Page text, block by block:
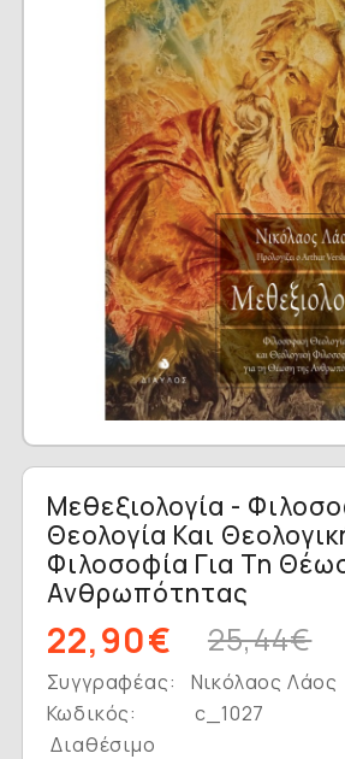
Μεθεξιολογία -
Θεολογία Και
Φιλοσοφία Για Τη
Ανθρωπότητας
22,90€ 25,44€
Συγγραφέας:
Νικόλαος Λάος
Κωδικός:
c_1027
Διαθέσιμο